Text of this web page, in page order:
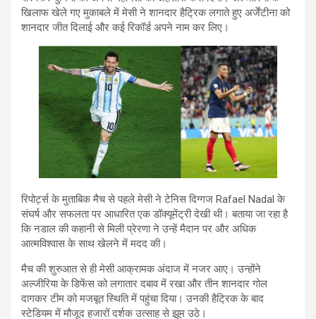
खिलाफ खेले गए मुकाबले में मेसी ने शानदार हैट्रिक लगाते हुए अर्जेंटीना को
शानदार जीत दिलाई और कई रिकॉर्ड अपने नाम कर लिए।
रिपोर्ट्स के मुताबिक मैच से पहले मेसी ने टेनिस दिग्गज Rafael Nadal के
संघर्ष और सफलता पर आधारित एक डॉक्यूमेंट्री देखी थी। बताया जा रहा है
कि नडाल की कहानी से मिली प्रेरणा ने उन्हें मैदान पर और अधिक
आत्मविश्वास के साथ खेलने में मदद की।
मैच की शुरुआत से ही मेसी आक्रामक अंदाज में नजर आए। उन्होंने
अल्जीरिया के डिफेंस को लगातार दबाव में रखा और तीन शानदार गोल
दागकर टीम को मजबूत स्थिति में पहुंचा दिया। उनकी हैट्रिक के बाद
स्टेडियम में मौजूद हजारों दर्शक उत्साह से झूम उठे।